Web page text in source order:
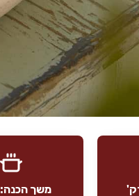
משך הכנה: 0 דק'